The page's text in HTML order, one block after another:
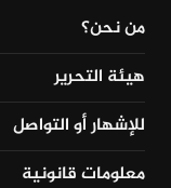
من نحن؟
هيئة التحرير
للإشهار أو التواصل
معلومات قانونية